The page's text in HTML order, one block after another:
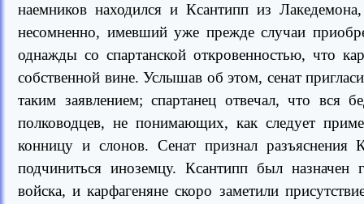
наемников находился и Ксантипп из
несомненно, имевший уже прежде случаи
однажды со спартанской откровенностью, что
собственной вине. Услышав об этом, сенат
таким заявлением; спартанец отвечал, что вся
полководцев, не понимающих, как следует
конницу и слонов. Сенат признал разъяснения
подчиниться иноземцу. Ксантипп был
войска, и карфагеняне скоро заметили